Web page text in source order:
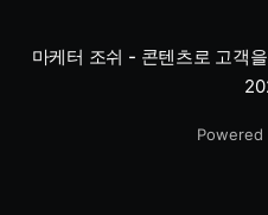
마케터 조쉬 - 콘텐츠로 고객
Powered